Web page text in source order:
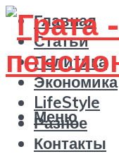
Главная
Статьи
Политика
Экономика
LifeStyle
Разное
Контакты
Меню